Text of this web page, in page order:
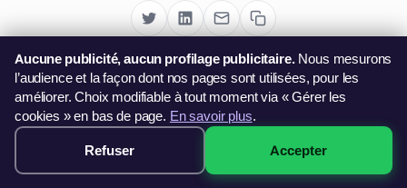
FORMATION CERTIFIANTE
Vous voulez maîtriser Google
Formation Google Workspace
dès 499€ Réserver →
Aucune publicité, aucun profilage publicitaire.Nous mesurons
l’audience et la façon dont nos pages sont utilisées, pour les
améliorer. Choix modifiable à tout moment via « Gérer les
cookies » en bas de page. En savoir plus.
Refuser Accepter